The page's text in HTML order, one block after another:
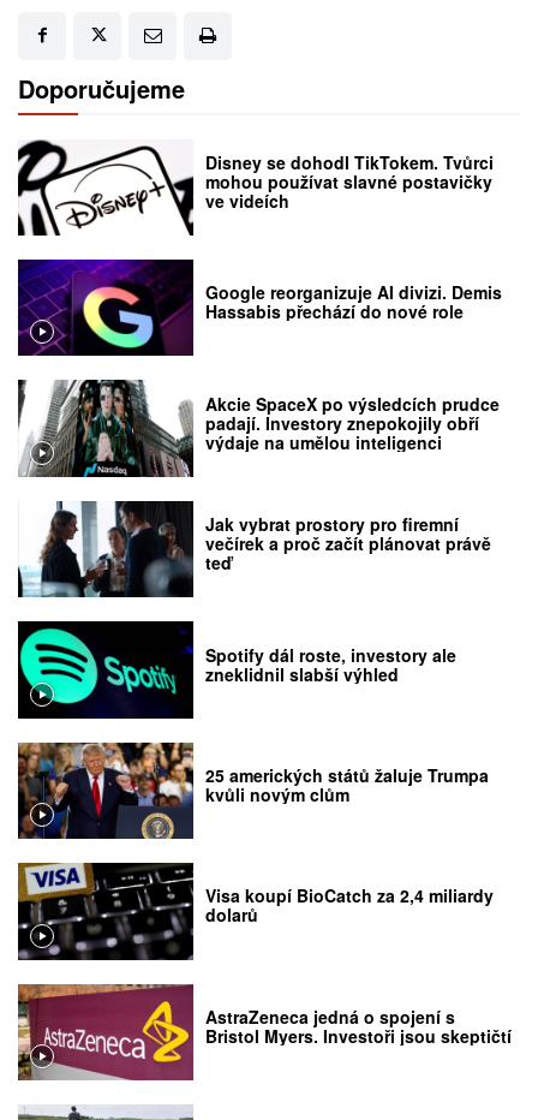
Doporučujeme
Disney se dohodl TikTokem. Tvůrci
mohou používat slavné postavičky
ve videích
Google reorganizuje AI divizi. Demis
Hassabis přechází do nové role
Akcie SpaceX po výsledcích prudce
padají. Investory znepokojily obří
výdaje na umělou inteligenci
Jak vybrat prostory pro firemní
večírek a proč začít plánovat právě
teď
Spotify dál roste, investory ale
zneklidnil slabší výhled
25 amerických států žaluje Trumpa
kvůli novým clům
Visa koupí BioCatch za 2,4 miliardy
dolarů
AstraZeneca jedná o spojení s
Bristol Myers. Investoři jsou skeptičtí